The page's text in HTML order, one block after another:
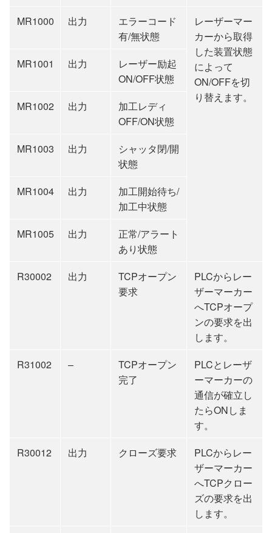
MR1000
出力
エラーコード
有/無状態
レーザーマー
カーから取得
した装置状態
によって
ON/OFFを切
り替えます。
MR1001 出力
レーザー励起
ON/OFF状態
MR1002
出力
加工レディ
OFF/ON状態
MR1003
出力
シャッタ閉/開
状態
MR1004
出力
加工開始待ち/
加工中状態
MR1005
出力
正常/アラート
あり状態
R30002
出力
TCPオープン
要求
PLCからレー
ザーマーカー
へTCPオープ
ンの要求を出
します。
R31002
–
TCPオープン
完了
PLCとレーザ
ーマーカーの
通信が確立し
たらONしま
す。
R30012
出力 クローズ要求
PLCからレー
ザーマーカー
へTCPクロー
ズの要求を出
します。